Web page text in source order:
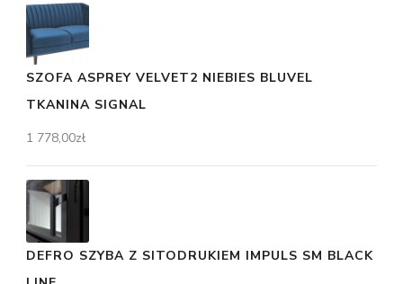
SZOFA ASPREY VELVET2 NIEBIES BLUVEL
TKANINA SIGNAL
1 778,00zł
DEFRO SZYBA Z SITODRUKIEM IMPULS SM BLACK